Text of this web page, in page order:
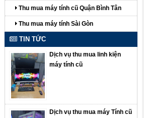
Thu mua máy tính cũ Quận Bình Tân
Thu mua máy tính Sài Gòn
TIN TỨC
Dịch vụ thu mua linh kiện
máy tính cũ
Dịch vụ thu mua máy Tính cũ